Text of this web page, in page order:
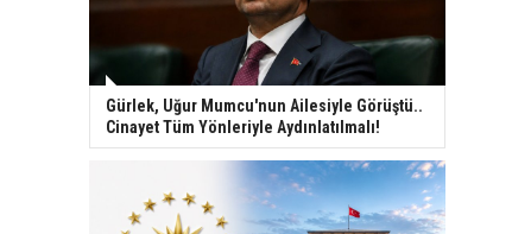
Gürlek, Uğur Mumcu'nun Ailesiyle Görüştü..
Cinayet Tüm Yönleriyle Aydınlatılmalı!